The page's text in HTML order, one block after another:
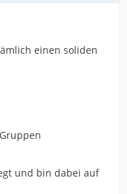
einen soliden
und bin dabei auf